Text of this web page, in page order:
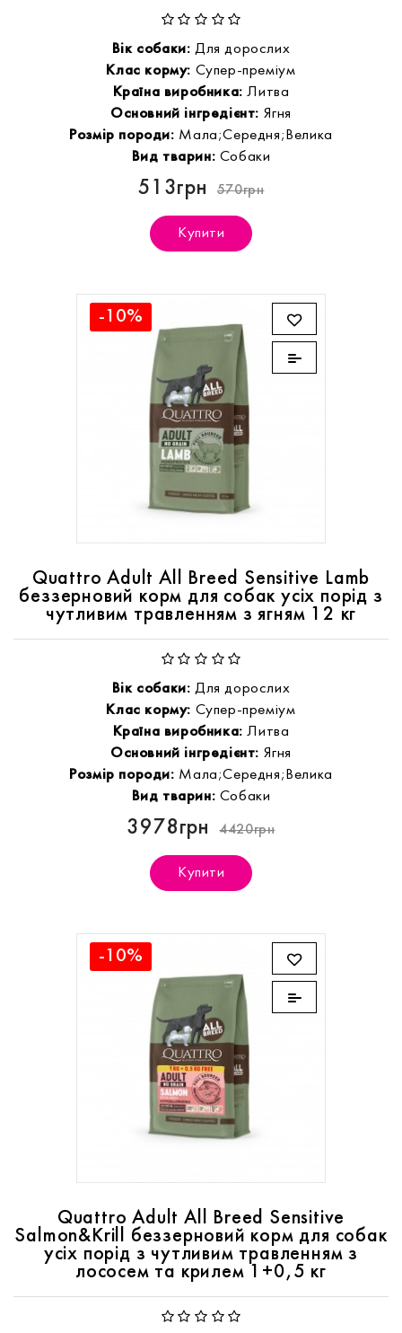
Вік собаки: Для дорослих
Клас корму: Супер-преміум
Країна виробника: Литва
Основний інгредієнт: Ягня
Розмір породи: Мала;Середня;Велика
Вид тварин: Собаки
513грн 570грн
Купити
-10%
Quattro Adult All Breed Sensitive Lamb
беззерновий корм для собак усіх порід з
чутливим травленням з ягням 12 кг
Вік собаки: Для дорослих
Клас корму: Супер-преміум
Країна виробника: Литва
Основний інгредієнт: Ягня
Розмір породи: Мала;Середня;Велика
Вид тварин: Собаки
3978грн 4420грн
Купити
-10%
Quattro Adult All Breed Sensitive
Salmon&Krill беззерновий корм для собак
усіх порід з чутливим травленням з
лососем та крилем 1+0,5 кг